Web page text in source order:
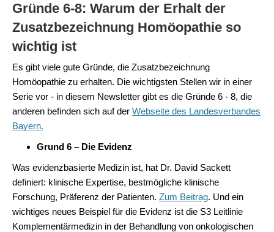
Gründe 6-8: Warum der Erhalt der
Zusatzbezeichnung Homöopathie so
wichtig ist
Es gibt viele gute Gründe, die Zusatzbezeichnung
Homöopathie zu erhalten. Die wichtigsten Stellen wir in einer
Serie vor - in diesem Newsletter gibt es die Gründe 6 - 8, die
anderen befinden sich auf der Webseite des Landesverbandes
Bayern.
Grund 6 – Die Evidenz
Was evidenzbasierte Medizin ist, hat Dr. David Sackett
definiert: klinische Expertise, bestmögliche klinische
Forschung, Präferenz der Patienten. Zum Beitrag. Und ein
wichtiges neues Beispiel für die Evidenz ist die S3 Leitlinie
Komplementärmedizin in der Behandlung von onkologischen